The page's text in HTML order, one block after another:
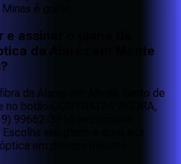
é grátis.
assinar o plano de
da Alares em Monte
da Alares em Monte Santo de
botão CONTRATAR AGORA,
99662-3914 ou consulte
seu plano e ative sua
em poucos minutos.